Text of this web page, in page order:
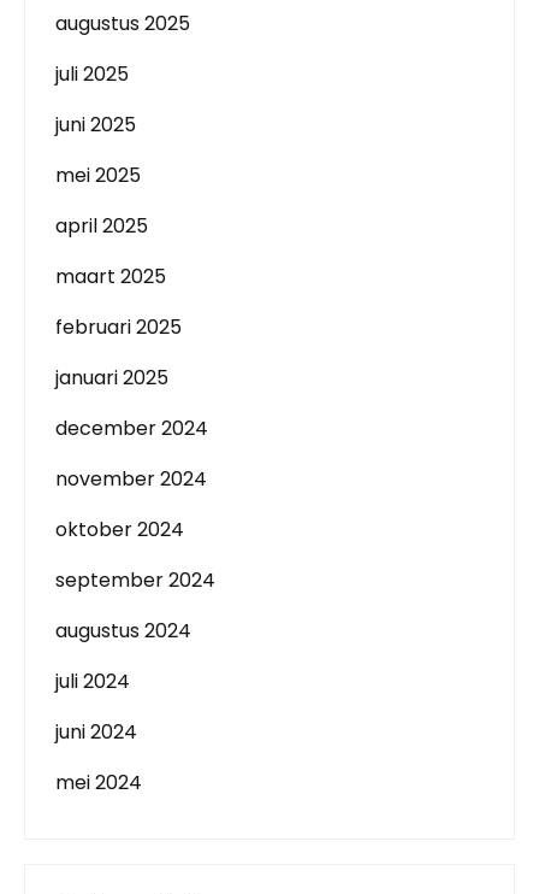
augustus 2025
juli 2025
juni 2025
mei 2025
april 2025
maart 2025
februari 2025
januari 2025
december 2024
november 2024
oktober 2024
september 2024
augustus 2024
juli 2024
juni 2024
mei 2024